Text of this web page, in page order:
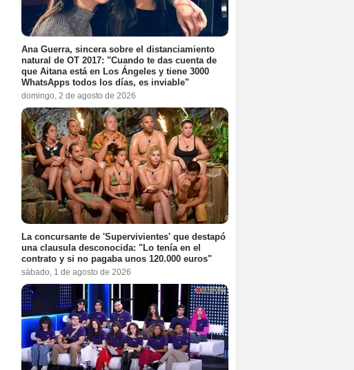
Ana Guerra, sincera sobre el distanciamiento
natural de OT 2017: "Cuando te das cuenta de
que Aitana está en Los Ángeles y tiene 3000
WhatsApps todos los días, es inviable"
domingo, 2 de agosto de 2026
La concursante de 'Supervivientes' que destapó
una clausula desconocida: "Lo tenía en el
contrato y si no pagaba unos 120.000 euros"
sábado, 1 de agosto de 2026